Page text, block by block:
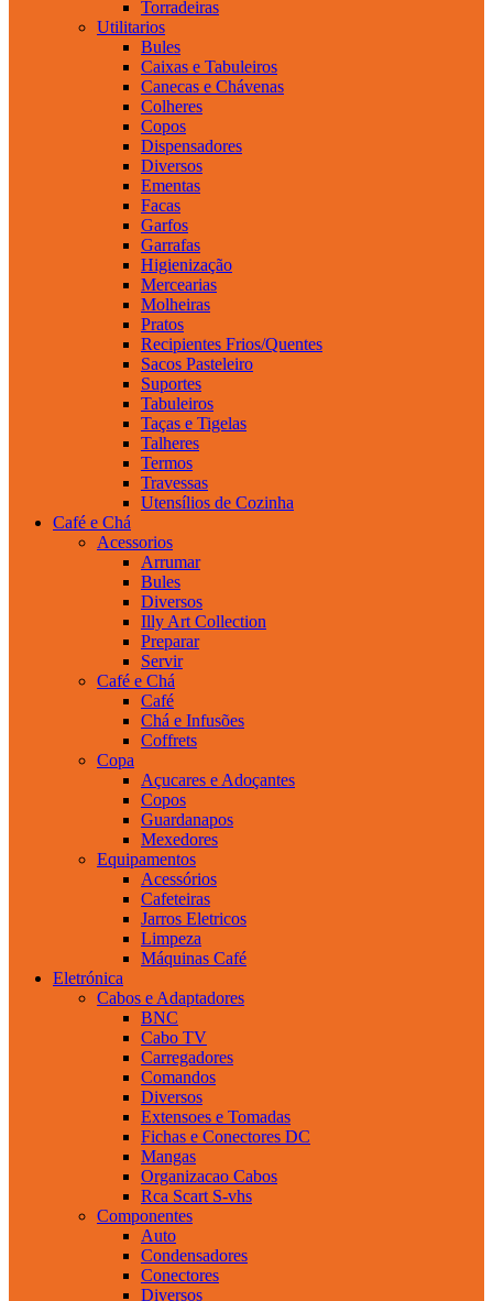
Torradeiras
Utilitarios
Bules
Caixas e Tabuleiros
Canecas e Chávenas
Colheres
Copos
Dispensadores
Diversos
Ementas
Facas
Garfos
Garrafas
Higienização
Mercearias
Molheiras
Pratos
Recipientes Frios/Quentes
Sacos Pasteleiro
Suportes
Tabuleiros
Taças e Tigelas
Talheres
Termos
Travessas
Utensílios de Cozinha
Café e Chá
Acessorios
Arrumar
Bules
Diversos
Illy Art Collection
Preparar
Servir
Café e Chá
Café
Chá e Infusões
Coffrets
Copa
Açucares e Adoçantes
Copos
Guardanapos
Mexedores
Equipamentos
Acessórios
Cafeteiras
Jarros Eletricos
Limpeza
Máquinas Café
Eletrónica
Cabos e Adaptadores
BNC
Cabo TV
Carregadores
Comandos
Diversos
Extensoes e Tomadas
Fichas e Conectores DC
Mangas
Organizacao Cabos
Rca Scart S-vhs
Componentes
Auto
Condensadores
Conectores
Diversos